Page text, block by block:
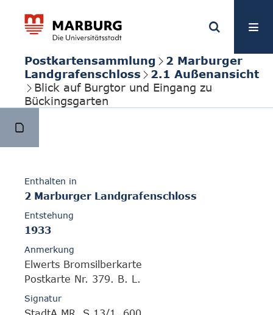
Postkartensammlung
2 Marburger
Landgrafenschloss
2.1 Außenansicht
Blick auf Burgtor und Eingang zu
Bückingsgarten
Enthalten in
2 Marburger Landgrafenschloss
Entstehung
1933
Anmerkung
Elwerts Bromsilberkarte
Postkarte Nr. 379. B. L.
Signatur